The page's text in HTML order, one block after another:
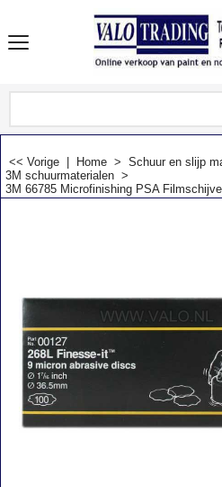
<< Vorige Home > Schuur en slijp
3M schuurmaterialen >
3M 66785 Microfinishing PSA